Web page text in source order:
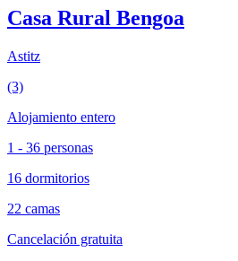
Casa Rural Bengoa
Astitz
(3)
Alojamiento entero
1 - 36 personas
16 dormitorios
22 camas
Cancelación gratuita